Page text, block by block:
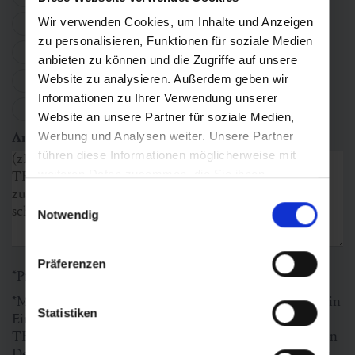
Wir verwenden Cookies, um Inhalte und Anzeigen
zu personalisieren, Funktionen für soziale Medien
anbieten zu können und die Zugriffe auf unsere
Website zu analysieren. Außerdem geben wir
Informationen zu Ihrer Verwendung unserer
Website an unsere Partner für soziale Medien,
Werbung und Analysen weiter. Unsere Partner
führen diese Informationen möglicherweise mit
Nutzung der Dienste gesammelt haben.
Notwendig
Präferenzen
Statistiken
M
L
XL
Anmerkungen
*Pflichtfelder
*Mit dem Abschicken dieses Formulars gibst Du uns Dein
Einverständnis, Deine Daten im Rahmen der adidas
TERREX INFINITE TRAILS zu verwenden. Wir nutzen